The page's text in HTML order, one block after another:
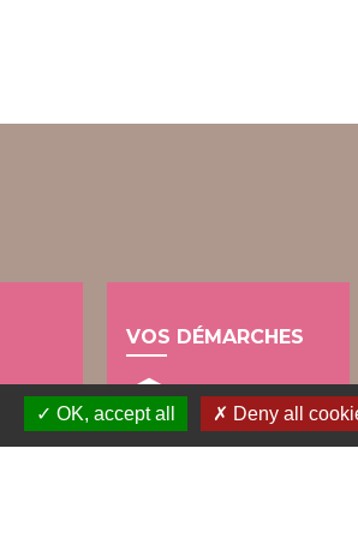
VOS DÉMARCHES
account_balance
OK, accept all Deny all